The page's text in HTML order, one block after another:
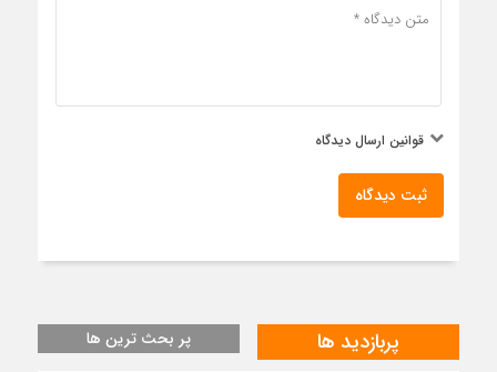
قوانین ارسال دیدگاه
ثبت دیدگاه
پربازدید ها پر بحث ترین ها